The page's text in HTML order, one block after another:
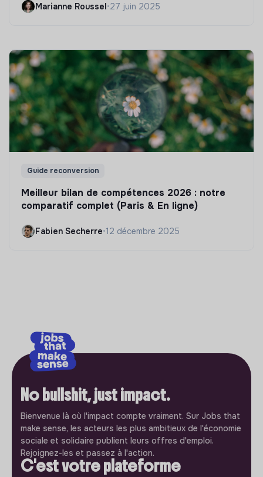
Marianne Roussel•27 juin 2025
Guide reconversion
Meilleur bilan de compétences 2026 : notre
comparatif complet (Paris & En ligne)
Fabien Secherre•12 décembre 2025
No bullshit, just impact.
Bienvenue là où l'impact compte vraiment. Sur Jobs that
make sense, les acteurs les plus ambitieux de l'économie
sociale et solidaire publient leurs offres d'emploi.
Rejoignez-les et passez à l'action.
C'est votre plateforme